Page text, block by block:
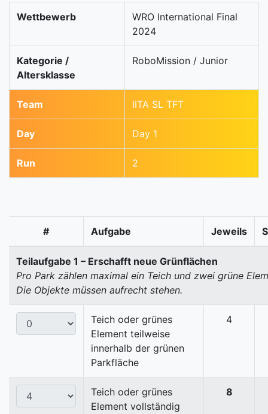
Wettbewerb
WRO International Final
2024
Kategorie /
Altersklasse
RoboMission / Junior
Team IITA SL TFT
Day Day 1
Run 2
# Aufgabe Jeweils
Teilaufgabe 1 – Erschafft neue Grünflächen
Pro Park zählen maximal ein Teich und zwei grüne
Die Objekte müssen aufrecht stehen.
Teich oder grünes
Element teilweise
innerhalb der grünen
Parkfläche
4
Teich oder grünes
Element vollständig
8